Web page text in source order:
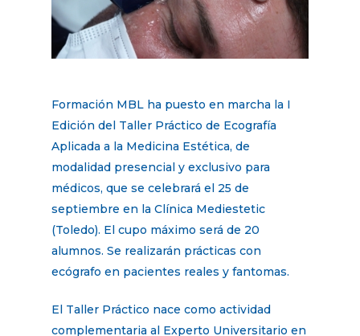
Formación MBL ha puesto en marcha la I
Edición del Taller Práctico de Ecografía
Aplicada a la Medicina Estética, de
modalidad presencial y exclusivo para
médicos, que se celebrará el 25 de
septiembre en la Clínica Mediestetic
(Toledo). El cupo máximo será de 20
alumnos. Se realizarán prácticas con
ecógrafo en pacientes reales y fantomas.
El Taller Práctico nace como actividad
complementaria al Experto Universitario en